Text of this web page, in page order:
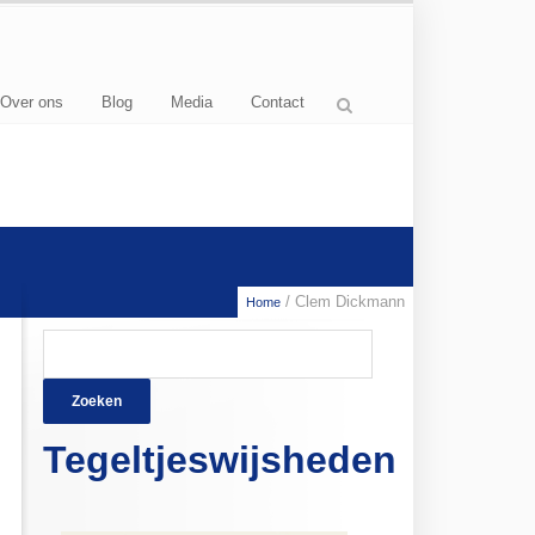
Over ons Blog Media Contact
Home / Clem Dickmann
Tegeltjeswijsheden